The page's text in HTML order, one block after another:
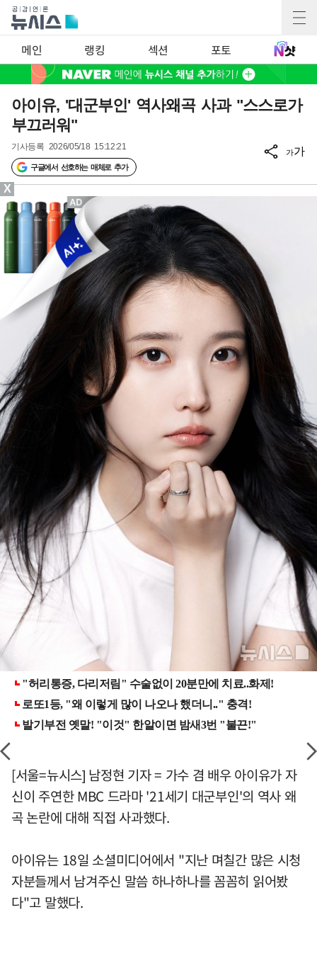
메인 랭킹 섹션 포토
아이유, '대군부인' 역사왜곡 사과 "스스로가
부끄러워"
기사등록 2026/05/18 15:12:21
구글에서 선호하는 매체로 추가
가가
[서울=뉴시스] 남정현 기자 = 가수 겸 배우 아이유가 자
신이 주연한 MBC 드라마 '21세기 대군부인'의 역사 왜
곡 논란에 대해 직접 사과했다.
아이유는 18일 소셜미디어에서 "지난 며칠간 많은 시청
자분들께서 남겨주신 말씀 하나하나를 꼼꼼히 읽어봤
다"고 말했다.
X